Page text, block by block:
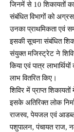
जिनमें से 10 शिकायतों
संबंधित विभागों को
उनका प्राथमिकता एवं
इसकी सूचना संबंधित
संयुक्त मजिस्ट्रेट ने शिविर
किया एवं पात्र
लाभ वितरित किए।
शिविर में प्राप्त
इसके अतिरिक्त लोक
राजस्व, पेयजल एवं
पशुपालन, पंचायत राज,